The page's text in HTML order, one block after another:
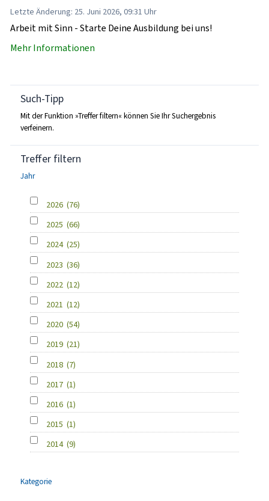
Letzte Änderung: 25. Juni 2026, 09:31 Uhr
Arbeit mit Sinn - Starte Deine Ausbildung bei uns!
Mehr Informationen
Such-Tipp
Mit der Funktion »Treffer filtern« können Sie Ihr Suchergebnis
verfeinern.
Treffer filtern
Jahr
2026 (76)
2025 (66)
2024 (25)
2023 (36)
2022 (12)
2021 (12)
2020 (54)
2019 (21)
2018 (7)
2017 (1)
2016 (1)
2015 (1)
2014 (9)
Kategorie